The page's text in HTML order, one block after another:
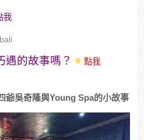
我
遇的故事嗎？ 點我
爺吳奇隆與Young Spa的小故事